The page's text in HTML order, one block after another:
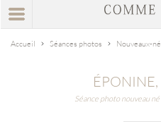
Accueil Séances photos Nouveaux-
Séance photo nouveau